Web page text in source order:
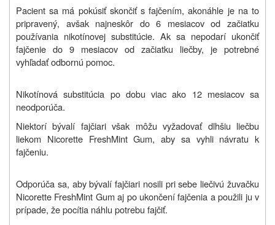
Pacient sa má pokúsiť skončiť s fajčením, akonáhle je na to
pripravený, avšak najneskôr do 6 mesiacov od začiatku
používania nikotínovej substitúcie. Ak sa nepodarí ukončiť
fajčenie do 9 mesiacov od začiatku liečby, je potrebné
vyhľadať odbornú pomoc.
Nikotínová substitúcia po dobu viac ako 12 mesiacov sa
neodporúča.
Niektorí bývalí fajčiari však môžu vyžadovať dlhšiu liečbu
liekom Nicorette FreshMint Gum, aby sa vyhli návratu k
fajčeniu.
Odporúča sa, aby bývalí fajčiari nosili pri sebe liečivú žuvačku
Nicorette FreshMint Gum aj po ukončení fajčenia a použili ju v
prípade, že pocítia náhlu potrebu fajčiť.